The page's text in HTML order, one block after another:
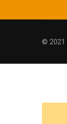
© 2021